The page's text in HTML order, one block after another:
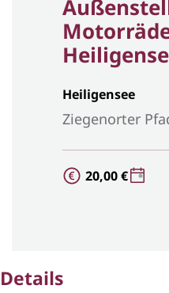
Heiligensee
Ziegenorter
20,00 €
Details